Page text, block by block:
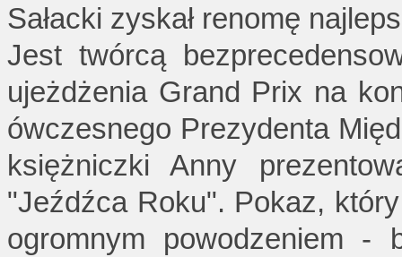
Sałacki zyskał renomę
Jest twórcą
ujeżdżenia Grand Prix na
ówczesnego Prezydenta
księżniczki Anny
"Jeźdźca Roku". Pokaz,
ogromnym powodzeniem -